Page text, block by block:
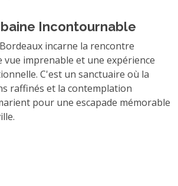
Incontournable
incarne la rencontre
imprenable et une expérience
C'est un sanctuaire où la
raffinés et la contemplation
pour une escapade mémorable